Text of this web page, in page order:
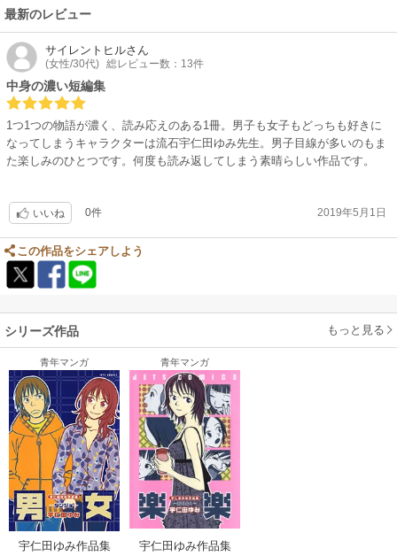
最新のレビュー
サイレントヒルさん
(女性/30代) 総レビュー数：13件
中身の濃い短編集
1つ1つの物語が濃く、読み応えのある1冊。男子も女子もどっちも好きに
なってしまうキャラクターは流石宇仁田ゆみ先生。男子目線が多いのもま
た楽しみのひとつです。何度も読み返してしまう素晴らしい作品です。
いいね 0件 2019年5月1日
この作品をシェアしよう
シリーズ作品 もっと見る
青年マンガ
宇仁田ゆみ作品集
青年マンガ
宇仁田ゆみ作品集